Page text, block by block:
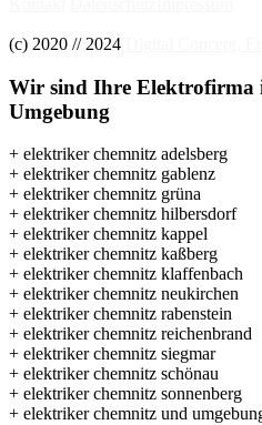
(c) 2020 // 2024
Wir sind Ihre Elektrofirma
Umgebung
+ elektriker chemnitz adelsberg
+ elektriker chemnitz gablenz
+ elektriker chemnitz grüna
+ elektriker chemnitz hilbersdorf
+ elektriker chemnitz kappel
+ elektriker chemnitz kaßberg
+ elektriker chemnitz klaffenbach
+ elektriker chemnitz neukirchen
+ elektriker chemnitz rabenstein
+ elektriker chemnitz reichenbrand
+ elektriker chemnitz siegmar
+ elektriker chemnitz schönau
+ elektriker chemnitz sonnenberg
+ elektriker chemnitz und